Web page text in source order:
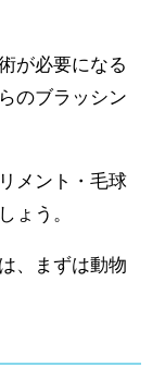
が必要になる
のブラッシン
メント・毛球
ょう。
、まずは動物